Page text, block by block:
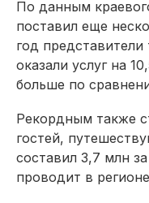
По данным
поставил еще
год
оказали услуг на
больше по
Рекордным также
гостей,
составил 3,7 млн
проводит в